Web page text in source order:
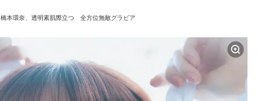
橋本環奈、透明素肌際立つ 全方位無敵グラビア